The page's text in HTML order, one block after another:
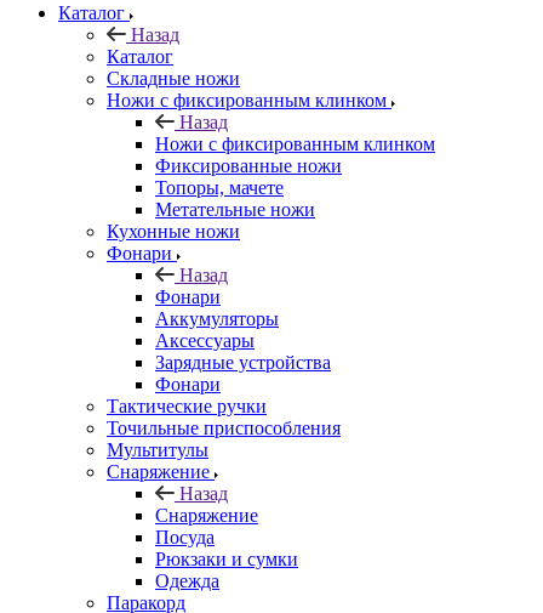
Каталог
Назад
Каталог
Складные ножи
Ножи с фиксированным клинком
Назад
Ножи с фиксированным клинком
Фиксированные ножи
Топоры, мачете
Метательные ножи
Кухонные ножи
Фонари
Назад
Фонари
Аккумуляторы
Аксессуары
Зарядные устройства
Фонари
Тактические ручки
Точильные приспособления
Мультитулы
Снаряжение
Назад
Снаряжение
Посуда
Рюкзаки и сумки
Одежда
Паракорд